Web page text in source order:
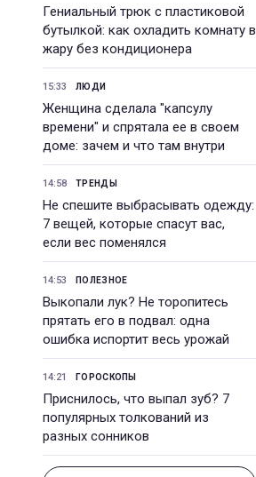
Гениальный трюк с пластиковой
бутылкой: как охладить комнату в
жару без кондиционера
15:33 ЛЮДИ
Женщина сделала "капсулу
времени" и спрятала ее в своем
доме: зачем и что там внутри
14:58 ТРЕНДЫ
Не спешите выбрасывать одежду:
7 вещей, которые спасут вас,
если вес поменялся
14:53 ПОЛЕЗНОЕ
Выкопали лук? Не торопитесь
прятать его в подвал: одна
ошибка испортит весь урожай
14:21 ГОРОСКОПЫ
Приснилось, что выпал зуб? 7
популярных толкований из
разных сонников